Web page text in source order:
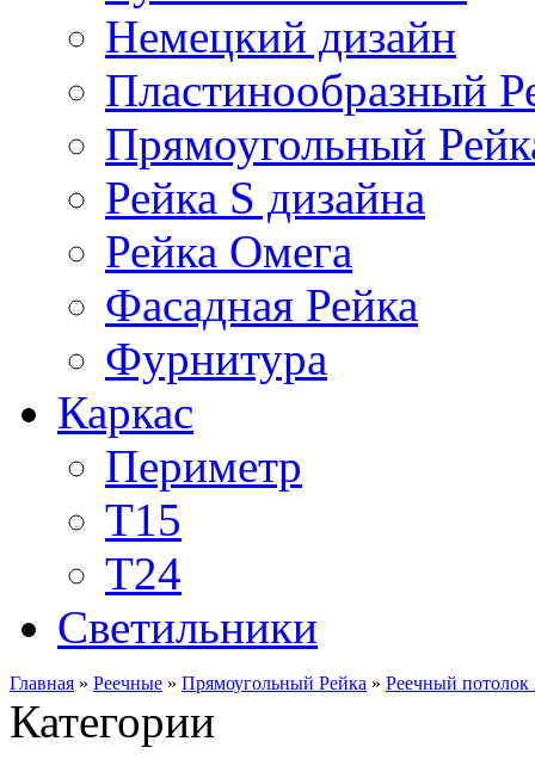
Немецкий дизайн
Пластинообразный
Прямоугольный
Рейка S дизайна
Рейка Омега
Фасадная Рейка
Фурнитура
Каркас
Периметр
Т15
Т24
Светильники
Главная » Реечные » Прямоугольный Рейка » Реечный потолок
Категории